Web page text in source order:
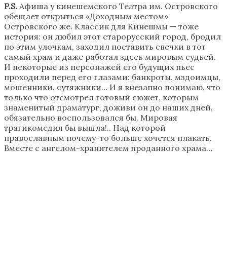
P.S. Афиша у кинешемского Театра им. Островского
обещает открыться «Доходным местом»
Островского же. Классик для Кинешмы — тоже
история: он любил этот старорусский город, бродил
по этим улочкам, заходил поставить свечки в тот
самый храм и даже работал здесь мировым судьей.
И некоторые из персонажей его будущих пьес
проходили перед его глазами: банкроты, мздоимцы,
мошенники, сутяжники… И я внезапно понимаю, что
только что отсмотрел готовый сюжет, которым
знаменитый драматург, доживи он до наших дней,
обязательно воспользовался бы. Мировая
трагикомедия бы вышла!.. Над которой
православным почему-то больше хочется плакать.
Вместе с ангелом-хранителем проданного храма…